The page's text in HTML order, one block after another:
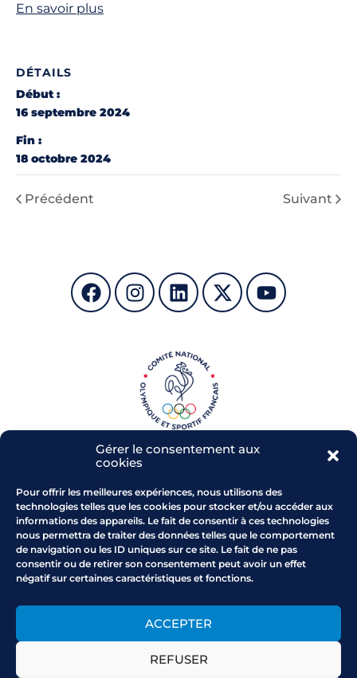
Gérer le consentement aux
cookies
Pour offrir les meilleures expériences, nous utilisons des
technologies telles que les cookies pour stocker et/ou accéder aux
informations des appareils. Le fait de consentir à ces technologies
nous permettra de traiter des données telles que le comportement
de navigation ou les ID uniques sur ce site. Le fait de ne pas
consentir ou de retirer son consentement peut avoir un effet
négatif sur certaines caractéristiques et fonctions.
ACCEPTER
REFUSER
En savoir plus
DÉTAILS
Début :
16 septembre 2024
Fin :
18 octobre 2024
Précédent Suivant
Parc de l'Arbois - RD 543
13 480 CABRIES
Comment venir au CROS
Horaires : du lundi au vendredi
0442102200
provencealpescotedazur
@franceolympique.com